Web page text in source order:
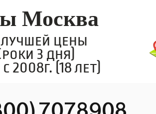
Москва
лучшей цены
3 дня)
2008г. (18 лет)